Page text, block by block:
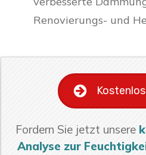
Renovierungs- und
Fordern Sie jetzt unsere
Analyse zur